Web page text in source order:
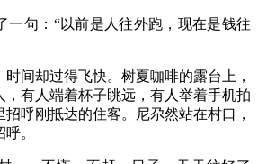
句：“以前是人往外跑，现在是钱往
却过得飞快。树夏咖啡的露台上，
，有人端着杯子眺远，有人举着手机拍
呼刚抵达的住客。尼尕然站在村口，
。